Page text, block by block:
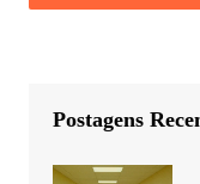
Postagens